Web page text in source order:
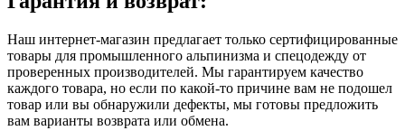
Наш интернет-магазин предлагает только сертифицированные
товары для промышленного альпинизма и спецодежду от
проверенных производителей. Мы гарантируем качество
каждого товара, но если по какой-то причине вам не подошел
товар или вы обнаружили дефекты, мы готовы предложить
вам варианты возврата или обмена.